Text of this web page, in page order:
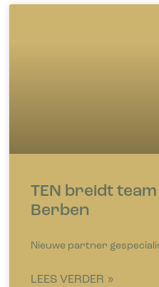
TEN breidt
Berben
Nieuwe partner
LEES VERDER »